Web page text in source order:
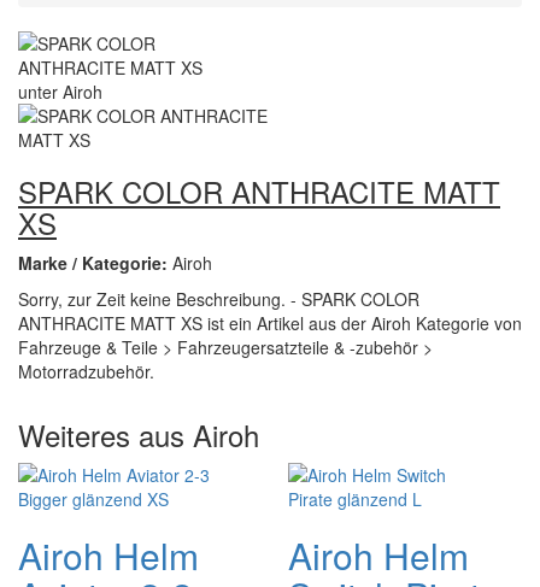
SPARK COLOR ANTHRACITE MATT
XS
Marke / Kategorie: Airoh
Sorry, zur Zeit keine Beschreibung. - SPARK COLOR
ANTHRACITE MATT XS ist ein Artikel aus der Airoh Kategorie von
Fahrzeuge & Teile > Fahrzeugersatzteile & -zubehör >
Motorradzubehör.
Weiteres aus Airoh
Airoh Helm Airoh Helm